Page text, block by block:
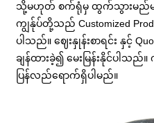
သို့မဟုတ် စက်ရုံမှ ထွက်သွားမည်မဟု
ကျွန်ုပ်တို့သည် Customized
ပါသည်။ ဈေးနှုန်းစာရင်း နှင့်
ချန်ထားခဲ့၍ မေးမြန်းနိုင်ပါ
ပြန်လည်ရောက်ရှိပါမည်။